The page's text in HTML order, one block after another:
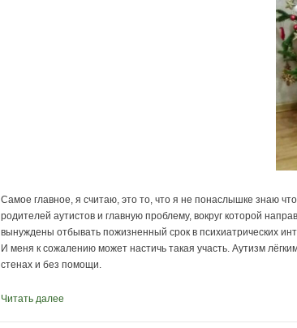
Самое главное, я считаю, это то, что я не понаслышке знаю
родителей аутистов и главную проблему, вокруг которой
вынуждены отбывать пожизненный срок в психиатрических
И меня к сожалению может настичь такая участь. Аутизм
стенах и без помощи.
Читать далее